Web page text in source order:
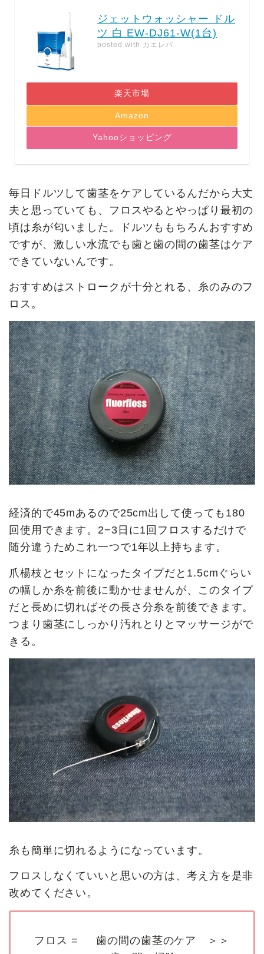
ジェットウォッシャー ドル
ツ 白 EW-DJ61-W(1台)
posted with カエレバ
楽天市場
Amazon
Yahooショッピング
毎日ドルツして歯茎をケアしているんだから大丈
夫と思っていても、フロスやるとやっぱり最初の
頃は糸が匂いました。ドルツももちろんおすすめ
ですが、激しい水流でも歯と歯の間の歯茎はケア
できていないんです。
おすすめはストロークが十分とれる、糸のみのフ
ロス。
経済的で45mあるので25cm出して使っても180
回使用できます。2−3日に1回フロスするだけで
随分違うためこれ一つで1年以上持ちます。
爪楊枝とセットになったタイプだと1.5cmぐらい
の幅しか糸を前後に動かせませんが、このタイプ
だと長めに切ればその長さ分糸を前後できます。
つまり歯茎にしっかり汚れとりとマッサージがで
きる。
糸も簡単に切れるようになっています。
フロスしなくていいと思いの方は、考え方を是非
改めてください。
フロス = 歯の間の歯茎のケア ＞＞